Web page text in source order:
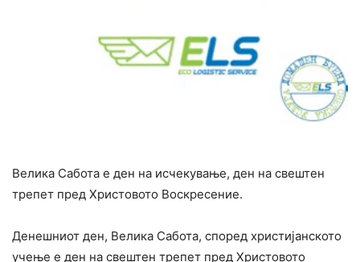
Велика Сабота е ден на исчекување, ден на свештен
трепет пред Христовото Воскресение.
Денешниот ден, Велика Сабота, според христијанското
учење е ден на свештен трепет пред Христовото